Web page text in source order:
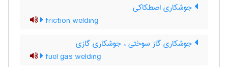
جوشکاری اصطکاکی
friction welding
جوشکاری گاز سوختی ، جوشکاری گازی
fuel gas welding